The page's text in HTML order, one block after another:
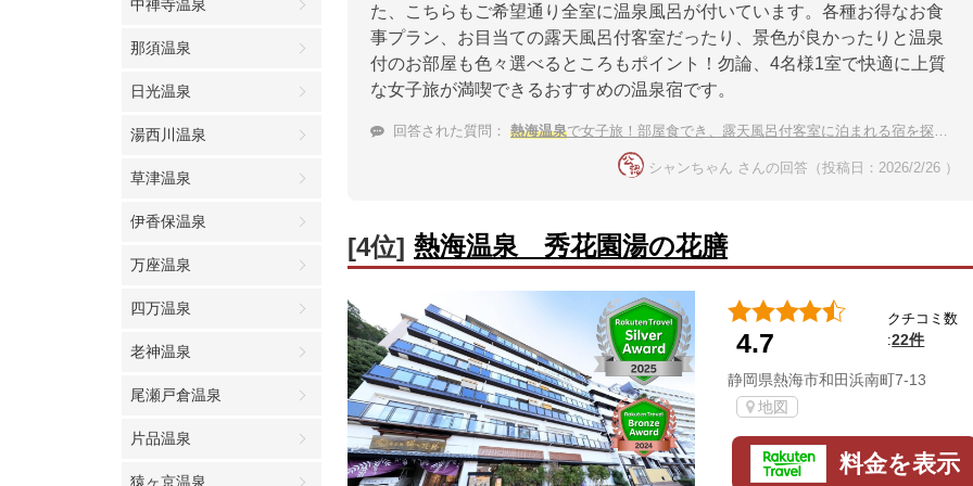
中禅寺温泉
那須温泉
日光温泉
湯西川温泉
草津温泉
伊香保温泉
万座温泉
四万温泉
老神温泉
尾瀬戸倉温泉
片品温泉
猿ヶ京温泉
た、こちらもご希望通り全室に温泉風呂が付いています。各種お得なお食
事プラン、お目当ての露天風呂付客室だったり、景色が良かったりと温泉
付のお部屋も色々選べるところもポイント！勿論、4名様1室で快適に上質
な女子旅が満喫できるおすすめの温泉宿です。
回答された質問： 熱海温泉で女子旅！部屋食でき、露天風呂付客室に泊まれる宿を探しています。
シャンちゃん さんの回答（投稿日：2026/2/26 ）
[4位] 熱海温泉 秀花園湯の花膳
4.7
クチコミ数
:22件
静岡県熱海市和田浜南町7-13
地図
料金を表示